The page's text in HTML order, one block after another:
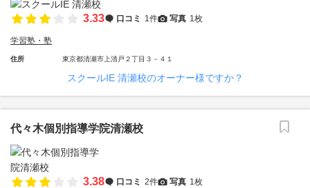
3.33 口コミ 1件 写真 1枚
学習塾・塾
住所 東京都清瀬市上清戸２丁目３－４１
スクールIE 清瀬校のオーナー様ですか？
代々木個別指導学院清瀬校
3.38 口コミ 2件 写真 1枚